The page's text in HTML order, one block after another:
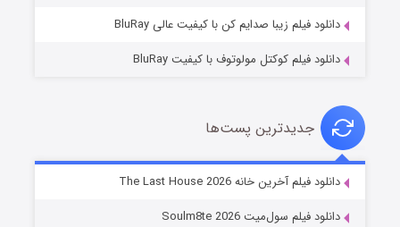
شوگر فصل ۲
دانلود فیلم زیبا صدایم کن با کیفیت عالی BluRay
دانلود فیلم کوکتل مولوتوف با کیفیت BluRay
جدیدترین پست‌ها
دانلود فیلم آخرین خانه The Last House 2026
دانلود فیلم سول‌میت Soulm8te 2026